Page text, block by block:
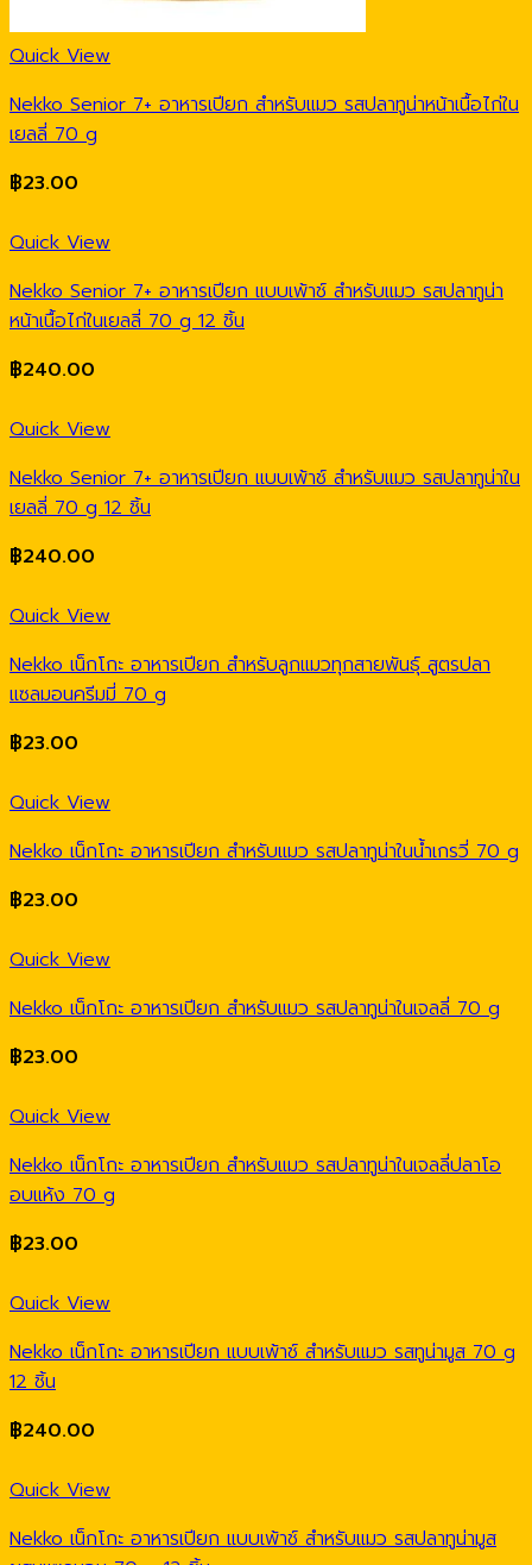
Quick View
Nekko Senior 7+ อาหารเปียก สำหรับแมว รสปลาทูน่าหน้าเนื้อไก่ใน
เยลลี่ 70 g
฿23.00
Quick View
Nekko Senior 7+ อาหารเปียก แบบเพ้าช์ สำหรับแมว รสปลาทูน่า
หน้าเนื้อไก่ในเยลลี่ 70 g 12 ชิ้น
฿240.00
Quick View
Nekko Senior 7+ อาหารเปียก แบบเพ้าช์ สำหรับแมว รสปลาทูน่าใน
เยลลี่ 70 g 12 ชิ้น
฿240.00
Quick View
Nekko เน็กโกะ อาหารเปียก สำหรับลูกแมวทุกสายพันธุ์ สูตรปลา
แซลมอนครีมมี่ 70 g
฿23.00
Quick View
Nekko เน็กโกะ อาหารเปียก สำหรับแมว รสปลาทูน่าในน้ำเกรวี่ 70 g
฿23.00
Quick View
Nekko เน็กโกะ อาหารเปียก สำหรับแมว รสปลาทูน่าในเจลลี่ 70 g
฿23.00
Quick View
Nekko เน็กโกะ อาหารเปียก สำหรับแมว รสปลาทูน่าในเจลลี่ปลาโอ
อบแห้ง 70 g
฿23.00
Quick View
Nekko เน็กโกะ อาหารเปียก แบบเพ้าช์ สำหรับแมว รสทูน่ามูส 70 g
12 ชิ้น
฿240.00
Quick View
Nekko เน็กโกะ อาหารเปียก แบบเพ้าช์ สำหรับแมว รสปลาทูน่ามูส